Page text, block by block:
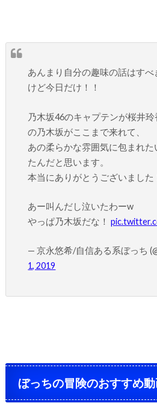
あんまり自分の趣味の話はす
けど今日だけ！！
乃木坂46のキャプテンが桜井
の乃木坂がここまで来れて、
あの柔らかな雰囲気に包まれた
たんだと思います。
本当にありがとうございました
あー叫んだし泣いたわーw
やっぱ乃木坂だな！
— 京永悠希/自信ある系ぼっち
1, 2019
ぼっちの冒険のおすすめ